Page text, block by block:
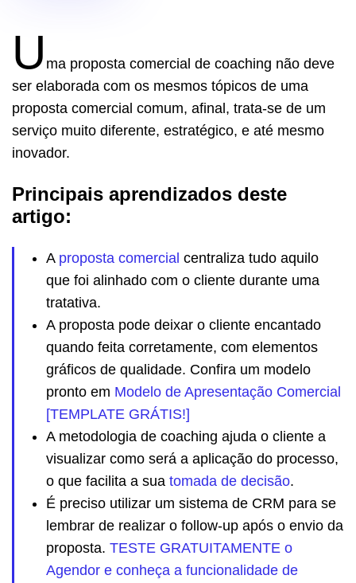
U ma proposta comercial de coaching não deve
ser elaborada com os mesmos tópicos de uma
proposta comercial comum, afinal, trata-se de um
serviço muito diferente, estratégico, e até mesmo
inovador.
Principais aprendizados deste
artigo:
A proposta comercial centraliza tudo aquilo
que foi alinhado com o cliente durante uma
tratativa.
A proposta pode deixar o cliente encantado
quando feita corretamente, com elementos
gráficos de qualidade. Confira um modelo
pronto em Modelo de Apresentação Comercial
[TEMPLATE GRÁTIS!]
A metodologia de coaching ajuda o cliente a
visualizar como será a aplicação do processo,
o que facilita a sua tomada de decisão.
É preciso utilizar um sistema de CRM para se
lembrar de realizar o follow-up após o envio da
proposta. TESTE GRATUITAMENTE o
Agendor e conheça a funcionalidade de